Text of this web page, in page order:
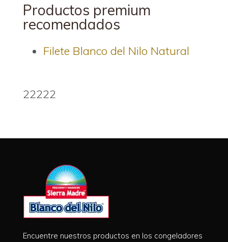
Productos premium
recomendados
Filete Blanco del Nilo Natural
22222
Encuentre nuestros productos en los congeladores